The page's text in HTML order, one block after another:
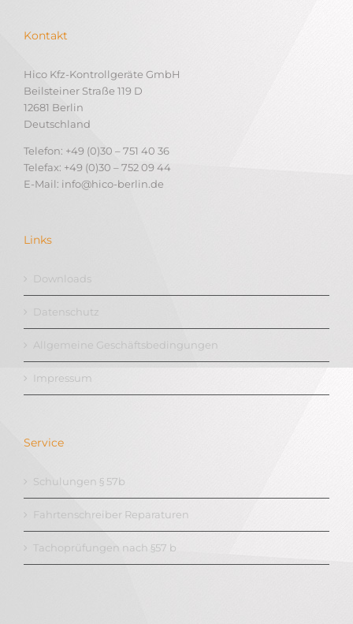
Kontakt
Hico Kfz-Kontrollgeräte GmbH
Beilsteiner Straße 119 D
12681 Berlin
Deutschland
Telefon: +49 (0)30 – 751 40 36
Telefax: +49 (0)30 – 752 09 44
E-Mail: info@hico-berlin.de
Links
Downloads
Datenschutz
Allgemeine Geschäftsbedingungen
Impressum
Service
Schulungen § 57b
Fahrtenschreiber Reparaturen
Tachoprüfungen nach §57 b